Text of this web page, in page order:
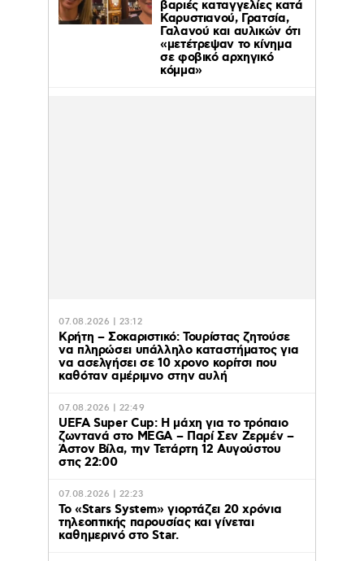
βαριές καταγγελίες κατά
Καρυστιανού, Γρατσία,
Γαλανού και αυλικών ότι
«μετέτρεψαν το κίνημα
σε φοβικό αρχηγικό
κόμμα»
07.08.2026 | 23:12
Κρήτη – Σοκαριστικό: Τουρίστας ζητούσε
να πληρώσει υπάλληλο καταστήματος για
να ασελγήσει σε 10 χρονο κορίτσι που
καθόταν αμέριμνο στην αυλή
07.08.2026 | 22:49
UEFA Super Cup: Η μάχη για το τρόπαιο
ζωντανά στο MEGA – Παρί Σεν Ζερμέν –
Άστον Βίλα, την Τετάρτη 12 Αυγούστου
στις 22:00
07.08.2026 | 22:23
Το «Stars System» γιορτάζει 20 χρόνια
τηλεοπτικής παρουσίας και γίνεται
καθημερινό στο Star.